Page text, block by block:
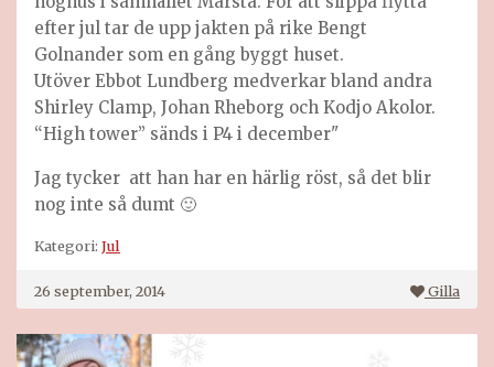
efter jul tar de upp jakten på rike Bengt
Golnander som en gång byggt huset.
Utöver Ebbot Lundberg medverkar bland andra
Shirley Clamp, Johan Rheborg och Kodjo Akolor.
“High tower” sänds i P4 i december"
Jag tycker att han har en härlig röst, så det blir
nog inte så dumt 🙂
Kategori: Jul
26 september, 2014 Gilla